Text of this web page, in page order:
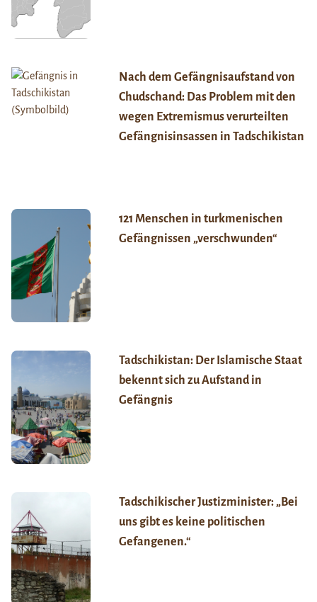
Nach dem Gefängnisaufstand von
Chudschand: Das Problem mit den
wegen Extremismus verurteilten
Gefängnisinsassen in Tadschikistan
121 Menschen in turkmenischen
Gefängnissen „verschwunden“
Tadschikistan: Der Islamische Staat
bekennt sich zu Aufstand in
Gefängnis
Tadschikischer Justizminister: „Bei
uns gibt es keine politischen
Gefangenen.“